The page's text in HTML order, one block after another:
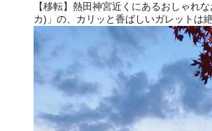
【移転】熱田神宮近くにあるおしゃれ
カ)」の、カリッと香ばしいガレットは